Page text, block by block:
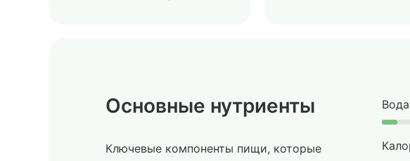
Основные нутриенты
Ключевые компоненты пищи, которые
Вода